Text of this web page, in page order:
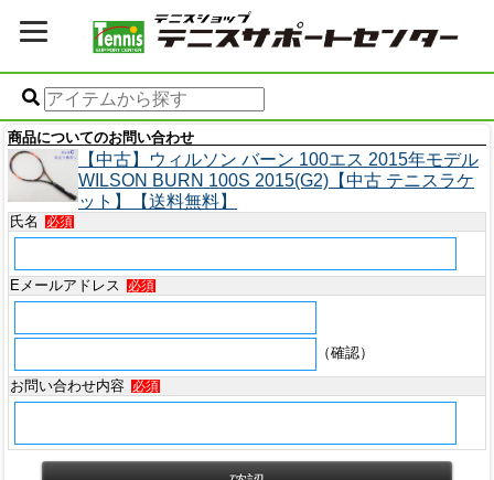
商品についてのお問い合わせ
【中古】ウィルソン バーン 100エス 2015年モデル
WILSON BURN 100S 2015(G2)【中古 テニスラケ
ット】【送料無料】
氏名 必須
Eメールアドレス 必須
（確認）
お問い合わせ内容
必須